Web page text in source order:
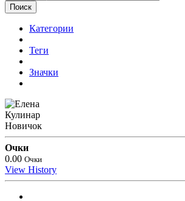
Поиск
Категории
Теги
Значки
Кулинар
Новичок
Очки
0.00 Очки
View History